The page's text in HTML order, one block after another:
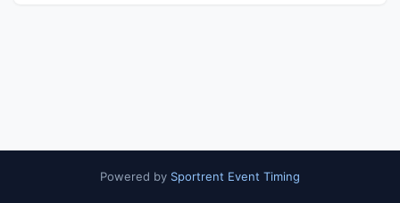
Powered by Sportrent Event Timing